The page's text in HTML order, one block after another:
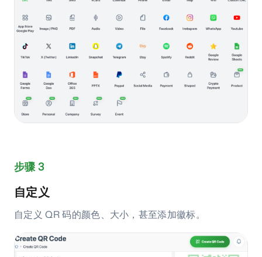
步骤 3
自定义
自定义 QR 码的颜色、大小，甚至添加徽标。